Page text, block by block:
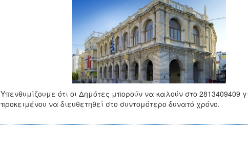
Υπενθυμίζουμε ότι οι Δημότες μπορούν να καλούν στο
προκειμένου να διευθετηθεί στο συντομότερο δυνατό χρόνο.